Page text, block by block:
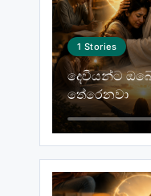
தீயவனின்
1 Stories
දෙවියන්ට
තේරෙනවා